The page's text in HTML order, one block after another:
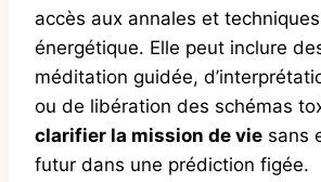
accès aux annales et
énergétique. Elle peut inclure
méditation guidée,
ou de libération des schémas
clarifier la mission de vie sans
futur dans une prédiction figée.